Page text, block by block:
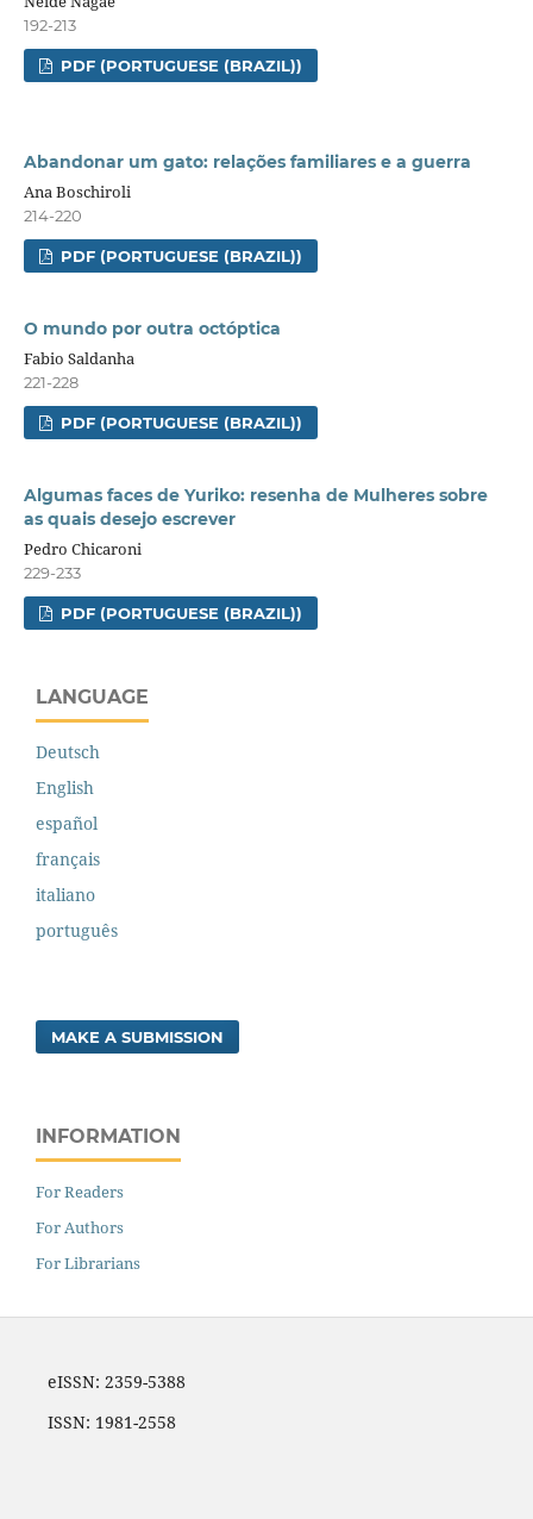
192-213
PDF (PORTUGUESE (BRAZIL))
Abandonar um gato: relações familiares e a guerra
Ana Boschiroli
214-220
PDF (PORTUGUESE (BRAZIL))
O mundo por outra octóptica
Fabio Saldanha
221-228
PDF (PORTUGUESE (BRAZIL))
Algumas faces de Yuriko: resenha de Mulheres sobre
as quais desejo escrever
Pedro Chicaroni
229-233
PDF (PORTUGUESE (BRAZIL))
LANGUAGE
Deutsch
English
español
français
italiano
português
MAKE A SUBMISSION
INFORMATION
For Readers
For Authors
For Librarians
eISSN: 2359-5388
ISSN: 1981-2558